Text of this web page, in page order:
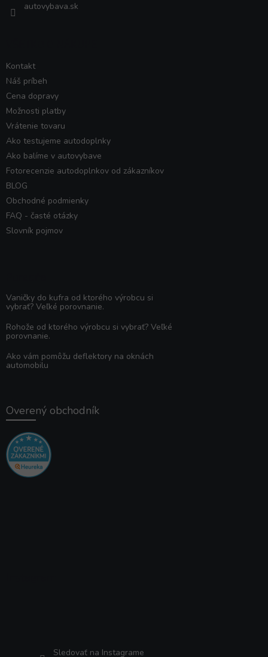
autovybava.sk
Kontakt
Náš príbeh
Cena dopravy
Možnosti platby
Vrátenie tovaru
Ako testujeme autodoplnky
Ako balíme v autovybave
Fotorecenzie autodoplnkov od zákazníkov
BLOG
Obchodné podmienky
FAQ - časté otázky
Slovník pojmov
Vaničky do kufra od ktorého výrobcu si
vybrať? Veľké porovnanie.
Rohože od ktorého výrobcu si vybrať? Veľké
porovnanie.
Ako vám pomôžu deflektory na oknách
automobilu
Overený obchodník
Sledovať na Instagrame